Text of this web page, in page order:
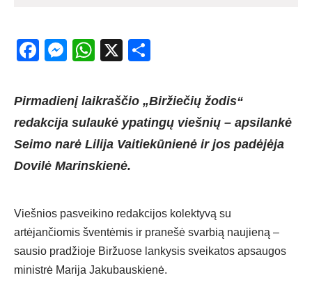
Facebook
Messenger
WhatsApp
X
Pirmadienį laikraščio „Biržiečių žodis“
redakcija sulaukė ypatingų viešnių – apsilankė
Seimo narė Lilija Vaitiekūnienė ir jos padėjėja
Dovilė Marinskienė.
Viešnios pasveikino redakcijos kolektyvą su
artėjančiomis šventėmis ir pranešė svarbią naujieną –
sausio pradžioje Biržuose lankysis sveikatos apsaugos
ministrė Marija Jakubauskienė.